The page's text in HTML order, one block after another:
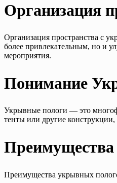
Организация
Организация пространства с
более привлекательным, но и
мероприятия.
Понимание
Укрывные пологи — это
тенты или другие конструкции,
Преимущества укрывных